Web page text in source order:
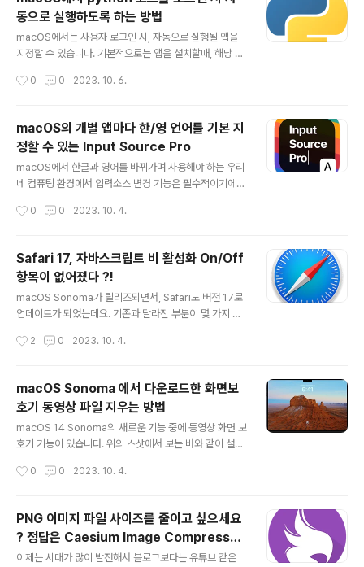
받으시기 바랍니다.
동으로 실행하도록 하는 방법
macOS에서는 사용자 로그인 시, 자동으로 실행될 앱을
지정할 수 있습니다. 기본적으로는 앱을 설치할때, 해당 앱
기능을 활성화 시키면 자동으로 "로그인 항목"에 추가가 됩
만, App이 아닌 text기반의 Source Code 이기 때문에
꼼수를 좀 부려서 넣어 주어야 합니다. 다만 이번 포스트에
서 해당 꼼수를 설명하지 않는 이유는, 로그인 시 터미널이
자동 실행되면서 해당 pyhthon 코드를 실행하게 되기 때
문입니다. 깔끔하지 못한 방법이라고나 할까... 자 그래서,
을 load 해 주는 보다 정석적인 방법을 설명하..
0 0 2023. 10. 6.
macOS의 개별 앱마다 한/영 언어를 기본 지
정할 수 있는 Input Source Pro
macOS에서 한글과 영어를 바뀌가며 사용해야 하는 우리
네 컴퓨팅 환경에서 입력소스 변경 기능은 필수적이기에
전환하는 것이 macOS의 기본인데, windows를 사용하
다 보니 많은 분들이 다양한 방법으로 자신만의 한/영전환
방법을 사용하지요. 이번 포스트에서 소개해 드리는 Input
Source Pro 앱은 한/영 전환과 관련된 환경과 번거로움
을 조금은 덜 수 있는 무료 앱입니다. 이 앱의 가장 큰 강점
은 현재 활성화된 앱마다 기본 언어를 직접 설정할 수 있다
악 앱은 영문.. 등등 각 앱마다 기본 언어를 설정함으로써..
0 0 2023. 10. 4.
Safari 17, 자바스크립트 비 활성화 On/Off
항목이 없어졌다 ?!
macOS Sonoma가 릴리즈되면서, Safari도 버전 17로
업데이트가 되었는데요. 기존과 달라진 부분이 몇 가지 있
전 버전까지는 "개발자용"메뉴의 하위 항목에 위치했었는
"보안" 항목 밑에 위치합니다. 설정 창을 열고, 보안 항목으
로 이동해서 해당 옵션을 꺼야 하기에, 이전 보다는 접근성
이 좀 나빠졌네요. 항목이 안보여서 급 당황하신 분들이 계
시다면, 참고 하시기 바랍니다.
2 0 2023. 10. 4.
macOS Sonoma 에서 다운로드한 화면보
호기 동영상 파일 지우는 방법
macOS 14 Sonoma의 새로운 기능 중에 동영상 화면 보
호기 기능이 있습니다. 위의 스샷에서 보는 바와 같이 설정
noma로 업데이트를 하신분들은 자신의 취향에 맞는 화면
않고, 사용자가 선택을 하면 해당 시점에 동영상을 다운로
드 해서 mac에 저장하게 됩니다. 각 동영상의 용량은 25
0MB ~ 400MB 까지 다양한데요, 이것 저것 확인을 하다
0 0 2023. 10. 4.
PNG 이미지 파일 사이즈를 줄이고 싶으세요
? 정답은 Caesium Image Compressor
(무료)
이제는 시대가 많이 발전해서 블로그보다는 유튜브 같은